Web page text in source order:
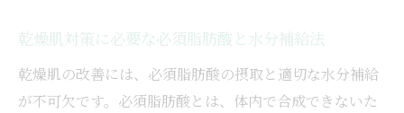
乾燥肌対策に必要な必須脂肪酸と水分補給法
乾燥肌の改善には、必須脂肪酸の摂取と適切な水分補給
が不可欠です。必須脂肪酸とは、体内で合成できないた